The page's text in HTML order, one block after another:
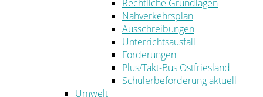
Rechtliche Grundlagen
Nahverkehrsplan
Ausschreibungen
Unterrichtsausfall
Förderungen
Plus/Takt-Bus Ostfriesland
Schülerbeförderung aktuell
Umwelt